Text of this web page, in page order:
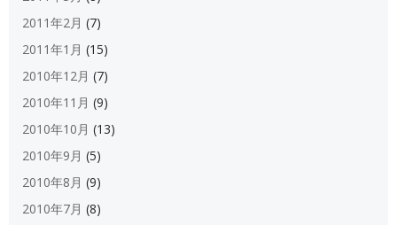
2011年2月 (7)
2011年1月 (15)
2010年12月 (7)
2010年11月 (9)
2010年10月 (13)
2010年9月 (5)
2010年8月 (9)
2010年7月 (8)